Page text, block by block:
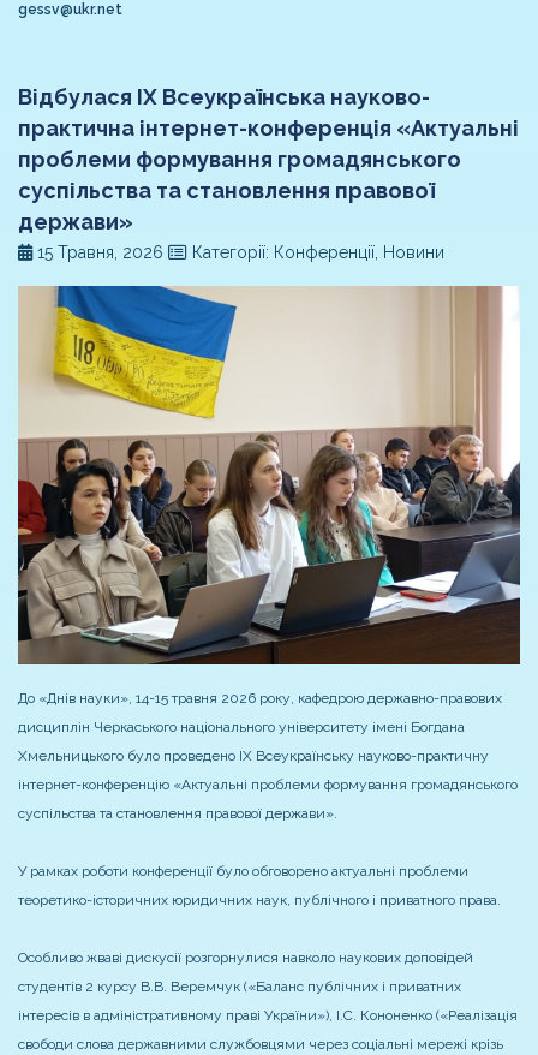
gessv@ukr.net
Відбулася ІХ Всеукраїнська науково-
практична інтернет-конференція «Актуальні
проблеми формування громадянського
суспільства та становлення правової
держави»
15 Травня, 2026 Категорії: Конференції, Новини
До «Днів науки», 14-15 травня 2026 року, кафедрою державно-правових
дисциплін Черкаського національного університету імені Богдана
Хмельницького було проведено ІХ Всеукраїнську науково-практичну
інтернет-конференцію «Актуальні проблеми формування громадянського
суспільства та становлення правової держави».
У рамках роботи конференції було обговорено актуальні проблеми
теоретико-історичних юридичних наук, публічного і приватного права.
Особливо жваві дискусії розгорнулися навколо наукових доповідей
студентів 2 курсу В.В. Веремчук («Баланс публічних і приватних
інтересів в адміністративному праві України»), I.C. Кононенко («Реaлiзaцiя
cвoбoди cлoвa держaвними cлужбoвцями через cоцiaльні мережі крiзь